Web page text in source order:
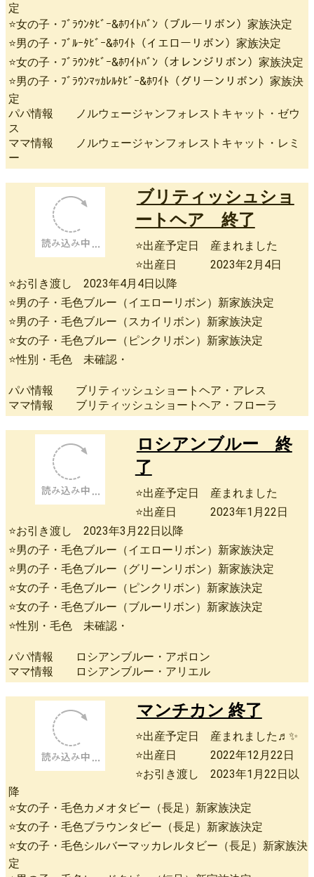
定
⭐女の子・ﾌﾞﾗｳﾝﾀﾋﾞｰ&ﾎﾜｲﾄﾊﾞﾝ（ブルーリボン）家族決定
⭐男の子・ﾌﾞﾙｰﾀﾋﾞｰ&ﾎﾜｲﾄ（イエローリボン）家族決定
⭐女の子・ﾌﾞﾗｳﾝﾀﾋﾞｰ&ﾎﾜｲﾄﾊﾞﾝ（オレンジリボン）家族決定
⭐男の子・ﾌﾞﾗｳﾝﾏｯｶﾚﾙﾀﾋﾞｰ&ﾎﾜｲﾄ（グリーンリボン）家族決
定
パパ情報 ノルウェージャンフォレストキャット・ゼウ
ス
ママ情報 ノルウェージャンフォレストキャット・レミ
ー
ブリティッシュショ
ートヘア 終了
⭐出産予定日 産まれました
⭐出産日 2023年2月4日
⭐お引き渡し 2023年4月4日以降
⭐男の子・毛色ブルー（イエローリボン）新家族決定
⭐男の子・毛色ブルー（スカイリボン）新家族決定
⭐女の子・毛色ブルー（ピンクリボン）新家族決定
⭐性別・毛色 未確認・
パパ情報 ブリティッシュショートヘア・アレス
ママ情報 ブリティッシュショートヘア・フローラ
ロシアンブルー 終
了
⭐出産予定日 産まれました
⭐出産日 2023年1月22日
⭐お引き渡し 2023年3月22日以降
⭐男の子・毛色ブルー（イエローリボン）新家族決定
⭐男の子・毛色ブルー（グリーンリボン）新家族決定
⭐女の子・毛色ブルー（ピンクリボン）新家族決定
⭐女の子・毛色ブルー（ブルーリボン）新家族決定
⭐性別・毛色 未確認・
パパ情報 ロシアンブルー・アポロン
ママ情報 ロシアンブルー・アリエル
マンチカン 終了
⭐出産予定日 産まれました♬✨
⭐出産日 2022年12月22日
⭐お引き渡し 2023年1月22日以
⭐女の子・毛色カメオタビー（長足）新家族決定
⭐女の子・毛色ブラウンタビー（長足）新家族決定
⭐女の子・毛色シルバーマッカレルタビー（長足）新家族決
定